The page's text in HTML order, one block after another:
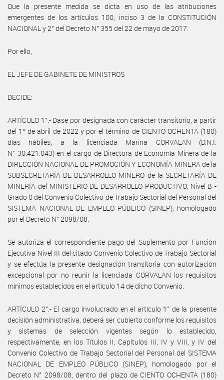
Que la presente medida se dicta en uso de las atribuciones
emergentes de los artículos 100, inciso 3 de la CONSTITUCIÓN
NACIONAL y 2° del Decreto N° 355 del 22 de mayo de 2017.
Por ello,
EL JEFE DE GABINETE DE MINISTROS
DECIDE:
ARTÍCULO 1°.- Dase por designada con carácter transitorio, a partir
del 1º de abril de 2022 y por el término de CIENTO OCHENTA (180)
días hábiles, a la licenciada Marina CORVALAN (D.N.I.
N° 30.421.043) en el cargo de Directora de Economía Minera de la
DIRECCIÓN NACIONAL DE PROMOCIÓN Y ECONOMÍA MINERA de la
SUBSECRETARÍA DE DESARROLLO MINERO de la SECRETARÍA DE
MINERÍA del MINISTERIO DE DESARROLLO PRODUCTIVO, Nivel B -
Grado 0 del Convenio Colectivo de Trabajo Sectorial del Personal del
SISTEMA NACIONAL DE EMPLEO PÚBLICO (SINEP), homologado
por el Decreto N° 2098/08.
Se autoriza el correspondiente pago del Suplemento por Función
Ejecutiva Nivel III del citado Convenio Colectivo de Trabajo Sectorial
y se efectúa la presente designación transitoria con autorización
excepcional por no reunir la licenciada CORVALAN los requisitos
mínimos establecidos en el artículo 14 de dicho Convenio.
ARTÍCULO 2°.- El cargo involucrado en el artículo 1° de la presente
decisión administrativa, deberá ser cubierto conforme los requisitos
y sistemas de selección vigentes según lo establecido,
respectivamente, en los Títulos II, Capítulos III, IV y VIII, y IV del
Convenio Colectivo de Trabajo Sectorial del Personal del SISTEMA
NACIONAL DE EMPLEO PÚBLICO (SINEP), homologado por el
Decreto N° 2098/08, dentro del plazo de CIENTO OCHENTA (180)